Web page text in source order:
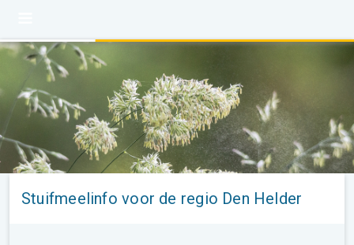
Stuifmeelinfo voor de regio Den Helder